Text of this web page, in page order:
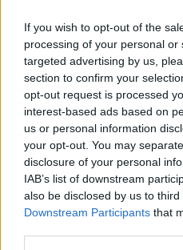
If you wish to opt-out of the
processing of your personal
targeted advertising by us,
section to confirm your
opt-out request is processed
interest-based ads based on
us or personal information
your opt-out. You may
disclosure of your personal
IAB’s list of downstream
also be disclosed by us to
Downstream Participants that
ΔΙΑΒΑΣΤΕ ΕΠΙΣΗΣ
Ελλάδα 22.05.2026 09:45
Θεσσαλονίκη:
που θώπευσε
λεωφορείο
Ο αντεισαγγελέας
και να μελετήσει